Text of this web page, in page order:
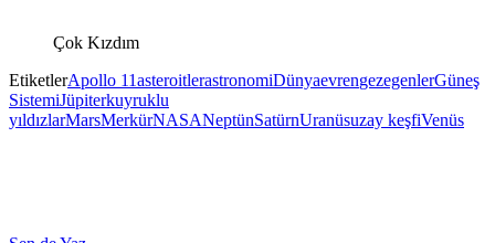
Çok Kızdım
EtiketlerApollo 11asteroitlerastronomiDünyaevrengezegenlerGüneş
SistemiJüpiterkuyruklu
yıldızlarMarsMerkürNASANeptünSatürnUranüsuzay keşfiVenüs